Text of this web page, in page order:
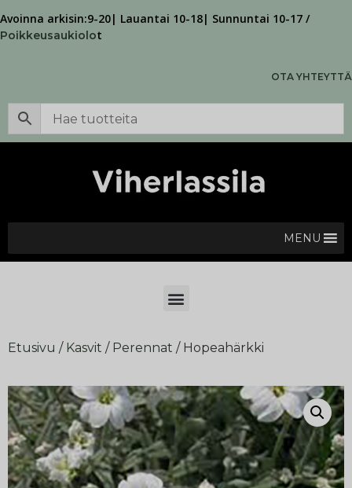
Avoinna arkisin:9-20| Lauantai 10-18| Sunnuntai 10-17 /
Poikkeusaukiolot
OTA YHTEYTTÄ
MENU
Etusivu / Kasvit / Perennat / Hopeahärkki